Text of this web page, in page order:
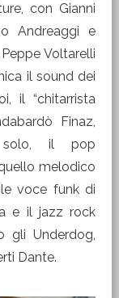
con Gianni
Andreaggi e
Voltarelli
il sound dei
il “chitarrista
Finaz,
solo, il pop
melodico
voce funk di
e il jazz rock
gli Underdog,
Dante.